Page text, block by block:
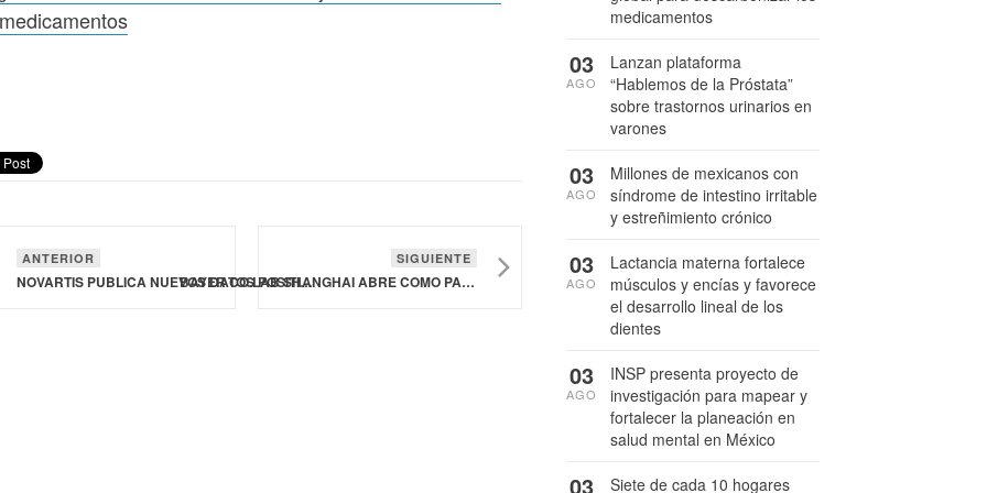
ANTERIOR
NOVARTIS PUBLICA NUEVOS DATOS POSITIVOS DE SU TRATAMIENTO PARA ESCLEROSIS MÚLTIPLE
SIGUIENTE
BAYER CO.LAB SHANGHAI ABRE COMO PARTE DE LA EXPANSIÓN GLOBAL DE LA RED DE INCUBADORAS DE CIENCIAS BIOLÓGICAS
medicamentos
Lanzan plataforma
“Hablemos de la Próstata”
sobre trastornos urinarios en
varones
03
AGO
Millones de mexicanos con
síndrome de intestino irritable
y estreñimiento crónico
03
AGO
Lactancia materna fortalece
músculos y encías y favorece
el desarrollo lineal de los
dientes
03
AGO
INSP presenta proyecto de
investigación para mapear y
fortalecer la planeación en
salud mental en México
03
AGO
Siete de cada 10 hogares
03